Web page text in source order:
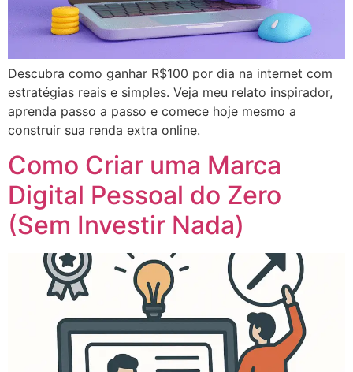
Descubra como ganhar R$100 por dia na internet com
estratégias reais e simples. Veja meu relato inspirador,
aprenda passo a passo e comece hoje mesmo a
construir sua renda extra online.
Como Criar uma Marca
Digital Pessoal do Zero
(Sem Investir Nada)